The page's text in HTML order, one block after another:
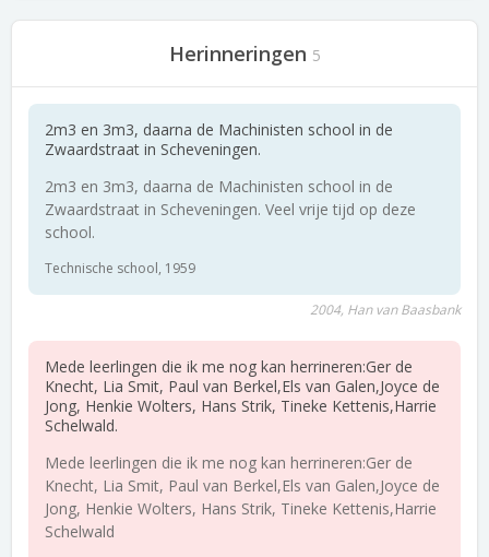
Herinneringen 5
2m3 en 3m3, daarna de Machinisten school in de
Zwaardstraat in Scheveningen.
2m3 en 3m3, daarna de Machinisten school in de
Zwaardstraat in Scheveningen. Veel vrije tijd op deze
school.
Technische school, 1959
2004, Han van Baasbank
Mede leerlingen die ik me nog kan herrineren:Ger de
Knecht, Lia Smit, Paul van Berkel,Els van Galen,Joyce de
Jong, Henkie Wolters, Hans Strik, Tineke Kettenis,Harrie
Schelwald.
Mede leerlingen die ik me nog kan herrineren:Ger de
Knecht, Lia Smit, Paul van Berkel,Els van Galen,Joyce de
Jong, Henkie Wolters, Hans Strik, Tineke Kettenis,Harrie
Schelwald